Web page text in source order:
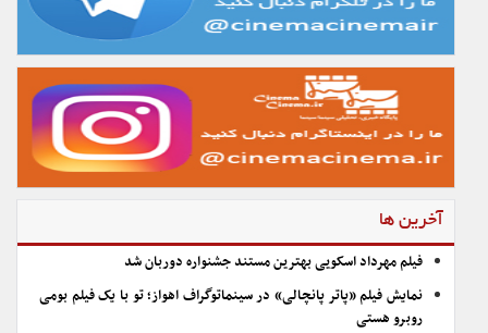
آخرین ها
فیلم مهرداد اسکویی بهترین مستند جشنواره دوربان شد
نمایش فیلم «پاتر پانچالی» در سینماتوگراف اهواز؛ تو با یک فیلم بومی
روبرو هستی